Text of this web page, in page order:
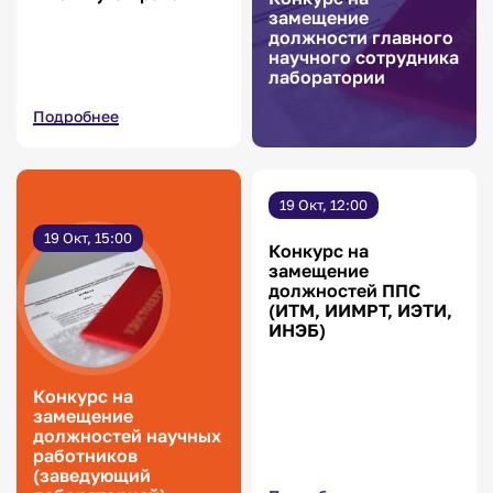
Подробнее
замещение
должности главного
научного сотрудника
лаборатории
19 Окт, 15:00
Конкурс на
замещение
должностей научных
работников
(заведующий
19 Окт, 12:00
Конкурс на
замещение
должностей ППС
(ИТМ, ИИМРТ, ИЭТИ,
ИНЭБ)